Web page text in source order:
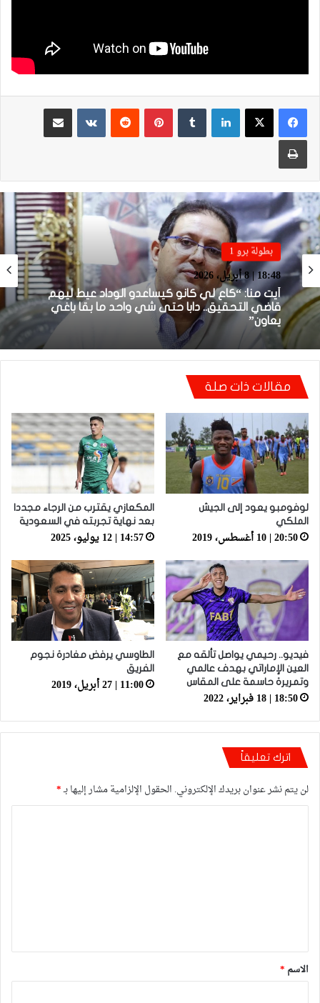
لينكدإن بينتيريست
مشاركة عبر البريد
طباعة
بطولة برو 1
18:48 | 8 أبريل، 2026
أيت منا: “كاع لي كانو كيساعدو الوداد عيط ليهم
قاضي التحقيق.. دابا حتى شي واحد ما بقا باغي
بطولة برو 1
22:23 | 6 أبريل، 2026
توالي النتائج السلبية يلاحق الوداد الرياضي بعد
تعادل جديد أمام الدفاع الحسني الجديدي
مقالات ذات صلة
لوفومبو يعود إلى الجيش
الملكي
20:50 | 10 أغسطس، 2019
المكعازي يقترب من الرجاء مجددا
بعد نهاية تجربته في السعودية
14:57 | 12 يوليو، 2025
فيديو.. رحيمي يواصل تألقه مع
العين الإماراتي بهدف عالمي
وتمريرة حاسمة على المقاس
18:50 | 18 فبراير، 2022
الطاوسي يرفض مغادرة نجوم
الفريق
11:00 | 27 أبريل، 2019
اترك تعليقاً
لن يتم نشر عنوان بريدك الإلكتروني. الحقول الإلزامية مشار إليها بـ*
*
الاسم *